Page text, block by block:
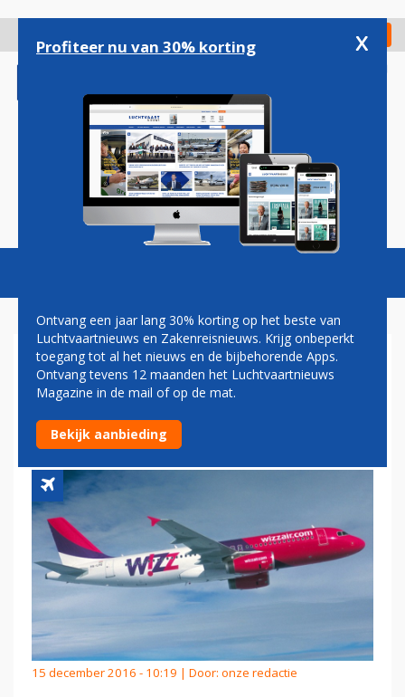
gaan
Check in
Magazine Podcasts Vacatures
WIZZ AIR RECHTSTREEKS
VAN EINDHOVEN NAAR
VARNA
15 december 2016 - 10:19 | Door: onze redactie
Profiteer nu van 30% korting x
Ontvang een jaar lang 30% korting op het beste van
Luchtvaartnieuws en Zakenreisnieuws. Krijg onbeperkt
toegang tot al het nieuws en de bijbehorende Apps.
Ontvang tevens 12 maanden het Luchtvaartnieuws
Magazine in de mail of op de mat.
Bekijk aanbieding